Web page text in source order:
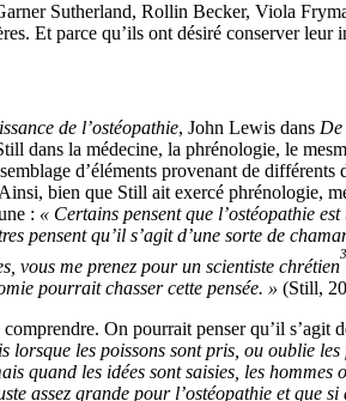
Sutherland, Rollin Becker, Viola
Et parce qu’ils ont désiré conserver
de l’ostéopathie, John Lewis dans De
dans la médecine, la phrénologie, le
d’éléments provenant de
bien que Still ait exercé phrénologie,
: « Certains pensent que l’ostéopathie
pensent qu’il s’agit d’une sorte de
vous me prenez pour un scientiste chrétien
3
pourrait chasser cette pensée. » (Still,
On pourrait penser qu’il s’agit
lorsque les poissons sont pris, ou oublie
quand les idées sont saisies, les hommes
assez grande pour l’ostéopathie et que